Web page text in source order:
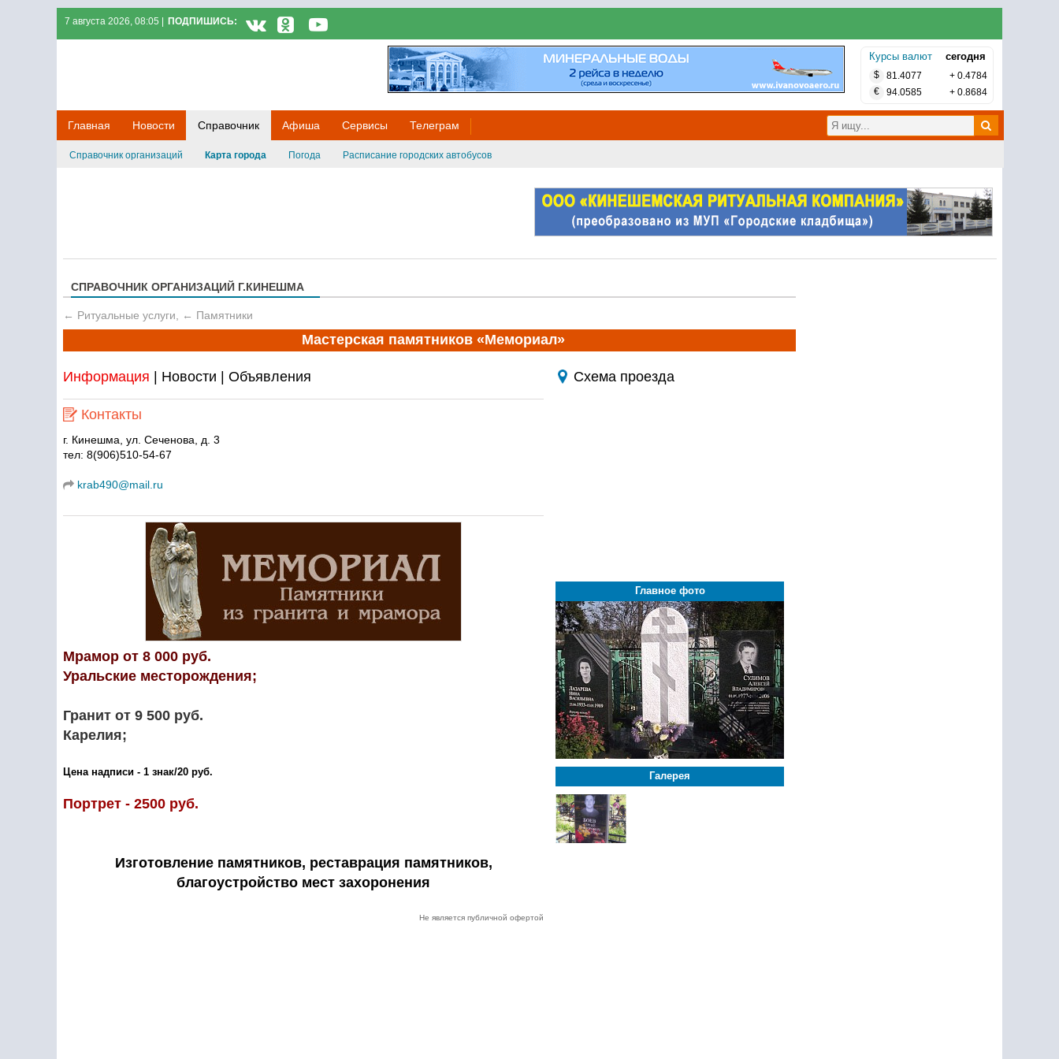
7 августа 2026, 08:05 | ПОДПИШИСЬ:
Курсы валют сегодня
$ 81.4077 + 0.4784
€
94.0585 + 0.8684
Главная Новости Справочник Афиша Сервисы Телеграм
Справочник организаций Карта города Погода Расписание городских автобусов
СПРАВОЧНИК ОРГАНИЗАЦИЙ Г.КИНЕШМА
← Ритуальные услуги ← Памятники
Мастерская памятников «Мемориал»
Информация Новости Объявления
Контакты
г. Кинешма, ул. Сеченова, д. 3
тел: 8(906)510-54-67
krab490@mail.ru
Мрамор от 8 000 руб.
Уральские месторождения;
Гранит от 9 500 руб.
Карелия;
Цена надписи - 1 знак/20 руб.
Портрет - 2500 руб.
Изготовление памятников, реставрация памятников,
благоустройство мест захоронения
Не является публичной офертой
Схема проезда
Главное фото
Галерея